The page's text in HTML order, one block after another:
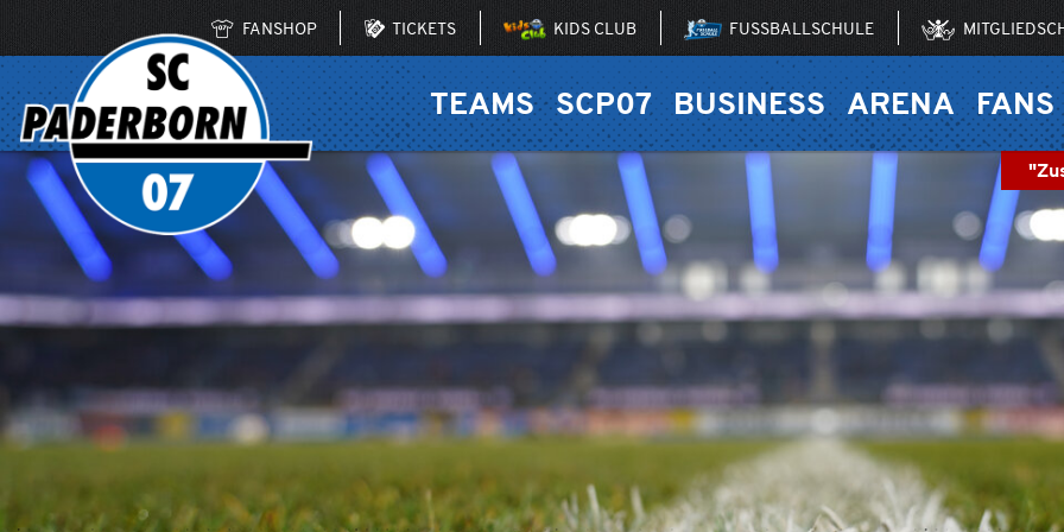
FANSHOP TICKETS KIDS CLUB FUSSBALLSCHULE
TEAMS SCP07 BUSINESS ARENA FANS